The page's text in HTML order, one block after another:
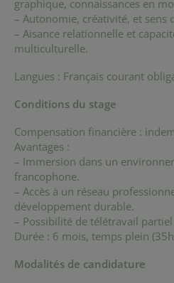
graphique, connaissances en
– Autonomie, créativité, et sens
– Aisance relationnelle et
multiculturelle.
Langues : Français courant
Conditions du stage
Compensation financière :
Avantages :
– Immersion dans un
francophone.
– Accès à un réseau
développement durable.
– Possibilité de télétravail partiel
Durée : 6 mois, temps plein
Modalités de candidature